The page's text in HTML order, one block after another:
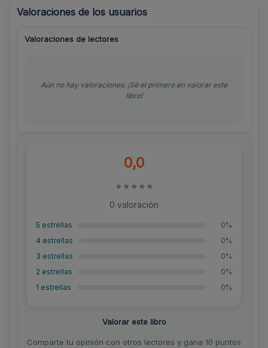
Valoraciones de los usuarios
0,0
★ ★ ★ ★ ★
0 valoración
5 estrellas
0%
4 estrellas
0%
3 estrellas
0%
2 estrellas
0%
1 estrellas
0%
Valorar este libro
Comparte tu opinión con otros lectores y gana 10 puntos
Valoraciones de lectores
Aún no hay valoraciones. ¡Sé el primero en valorar este
libro!